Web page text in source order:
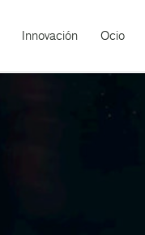
Innovación Ocio